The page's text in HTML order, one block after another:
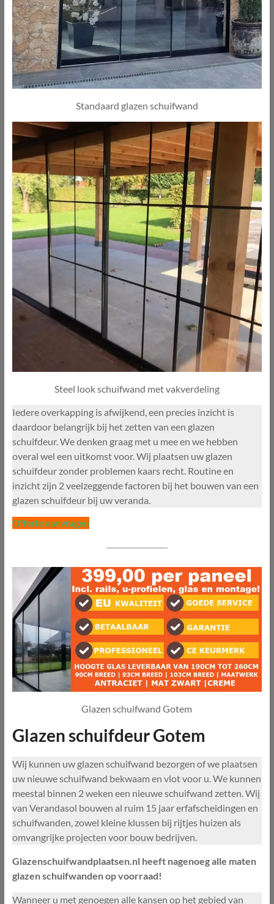
Standaard glazen schuifwand
Steel look schuifwand met vakverdeling
Iedere overkapping is afwijkend, een precies inzicht is
daardoor belangrijk bij het zetten van een glazen
schuifdeur. We denken graag met u mee en we hebben
overal wel een uitkomst voor. Wij plaatsen uw glazen
schuifdeur zonder problemen kaars recht. Routine en
inzicht zijn 2 veelzeggende factoren bij het bouwen van een
glazen schuifdeur bij uw veranda.
Offerte aanvragen
Glazen schuifwand Gotem
Glazen schuifdeur Gotem
Wij kunnen uw glazen schuifwand bezorgen of we plaatsen
uw nieuwe schuifwand bekwaam en vlot voor u. We kunnen
meestal binnen 2 weken een nieuwe schuifwand zetten. Wij
van Verandasol bouwen al ruim 15 jaar erfafscheidingen en
schuifwanden, zowel kleine klussen bij rijtjes huizen als
omvangrijke projecten voor bouw bedrijven.
Glazenschuifwandplaatsen.nl heeft nagenoeg alle maten
glazen schuifwanden op voorraad!
Wanneer u met genoegen alle kansen op het gebied van